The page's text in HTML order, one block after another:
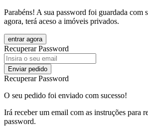
Parabéns! A sua password foi guardada com
agora, terá aceso a imóveis privados.
entrar agora
Recuperar Password
Enviar pedido
Recuperar Password
O seu pedido foi enviado com sucesso!
Irá receber um email com as instruções para
password.